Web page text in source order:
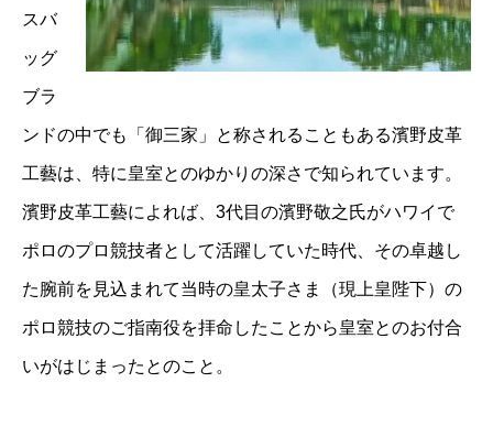
スバ
ッグ
ブラ
ンドの中でも「御三家」と称されることもある濱野皮革
工藝は、特に皇室とのゆかりの深さで知られています。
濱野皮革工藝によれば、3代目の濱野敬之氏がハワイで
ポロのプロ競技者として活躍していた時代、その卓越し
た腕前を見込まれて当時の皇太子さま（現上皇陛下）の
ポロ競技のご指南役を拝命したことから皇室とのお付合
いがはじまったとのこと。